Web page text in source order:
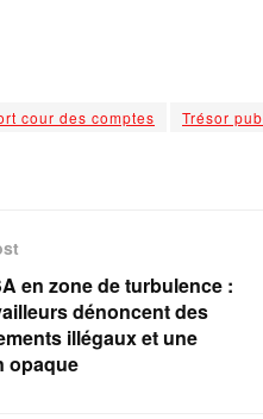
cour des comptes Trésor
en zone de turbulence :
dénoncent des
illégaux et une
opaque